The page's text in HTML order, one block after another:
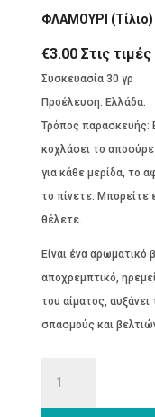
ΦΛΑΜΟΥΡΙ (Τίλιο)
€3.00 Στις
Συσκευασία 30 γρ
Προέλευση: Ελλάδα.
Τρόπος παρασκευής:
κοχλάσει το
για κάθε μερίδα, το
το πίνετε. Μπορείτε
θέλετε.
Είναι ένα αρωματικό
αποχρεμπτικό,
του αίματος,
σπασμούς και